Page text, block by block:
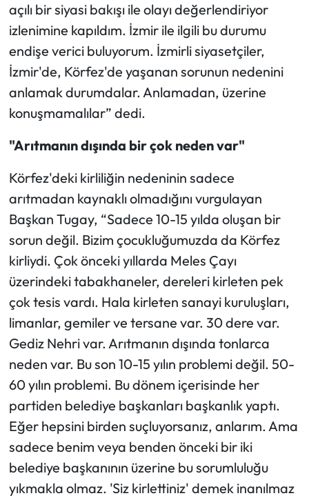
açılı bir siyasi bakışı ile olayı değerlendiriyor
izlenimine kapıldım. İzmir ile ilgili bu durumu
endişe verici buluyorum. İzmirli siyasetçiler,
İzmir'de, Körfez'de yaşanan sorunun nedenini
anlamak durumdalar. Anlamadan, üzerine
konuşmamalılar” dedi.
"Arıtmanın dışında bir çok neden var"
Körfez'deki kirliliğin nedeninin sadece
arıtmadan kaynaklı olmadığını vurgulayan
Başkan Tugay, “Sadece 10-15 yılda oluşan bir
sorun değil. Bizim çocukluğumuzda da Körfez
kirliydi. Çok önceki yıllarda Meles Çayı
üzerindeki tabakhaneler, dereleri kirleten pek
çok tesis vardı. Hala kirleten sanayi kuruluşları,
limanlar, gemiler ve tersane var. 30 dere var.
Gediz Nehri var. Arıtmanın dışında tonlarca
neden var. Bu son 10-15 yılın problemi değil. 50-
60 yılın problemi. Bu dönem içerisinde her
partiden belediye başkanları başkanlık yaptı.
Eğer hepsini birden suçluyorsanız, anlarım. Ama
sadece benim veya benden önceki bir iki
belediye başkanının üzerine bu sorumluluğu
yıkmakla olmaz. 'Siz kirlettiniz' demek inanılmaz